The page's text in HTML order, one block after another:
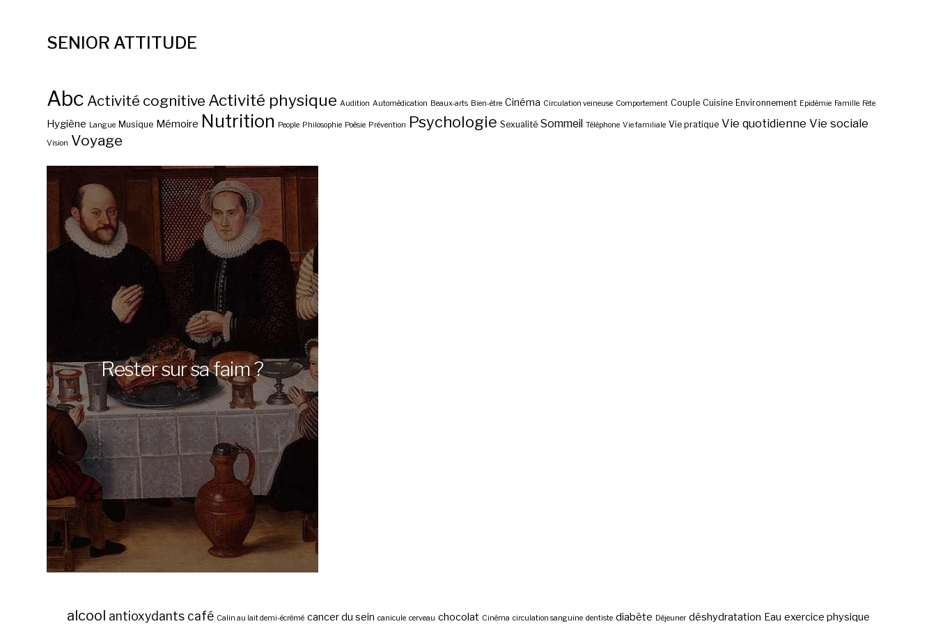
SENIOR ATTITUDE
Abc Activité cognitive Activité physique Audition Automédication Beaux-arts Bien-être Cinéma Circulation veineuse Comportement Couple Cuisine Environnement Epidémie Famille Fête
Hygiène Langue Musique Mémoire Nutrition People Philosophie Poésie Prévention Psychologie Sexualité Sommeil Téléphone Vie familiale Vie pratique Vie quotidienne Vie sociale
Vision Voyage
Rester sur sa faim ?
alcool antioxydants café Calin au lait demi-écrémé cancer du sein canicule cerveau chocolat Cinéma circulation sanguine dentiste diabète Déjeuner déshydratation Eau exercice physique